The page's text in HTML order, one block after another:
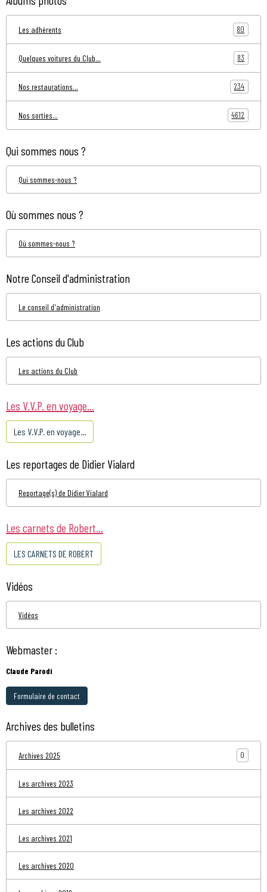
Les adhérents 80
Quelques voitures du Club... 83
Nos restaurations... 234
Nos sorties... 4612
Qui sommes nous ?
Qui sommes-nous ?
Où sommes nous ?
Où sommes-nous ?
Notre Conseil d'administration
Le conseil d'administration
Les actions du Club
Les actions du Club
Les V.V.P. en voyage...
Les V.V.P. en voyage...
Les reportages de Didier Vialard
Reportage(s) de Didier Vialard
Les carnets de Robert...
LES CARNETS DE ROBERT
Vidéos
Vidéos
Webmaster :
Claude Parodi
Formulaire de contact
Archives des bulletins
Archives 2025 0
Les archives 2023
Les archives 2022
Les archives 2021
Les archives 2020